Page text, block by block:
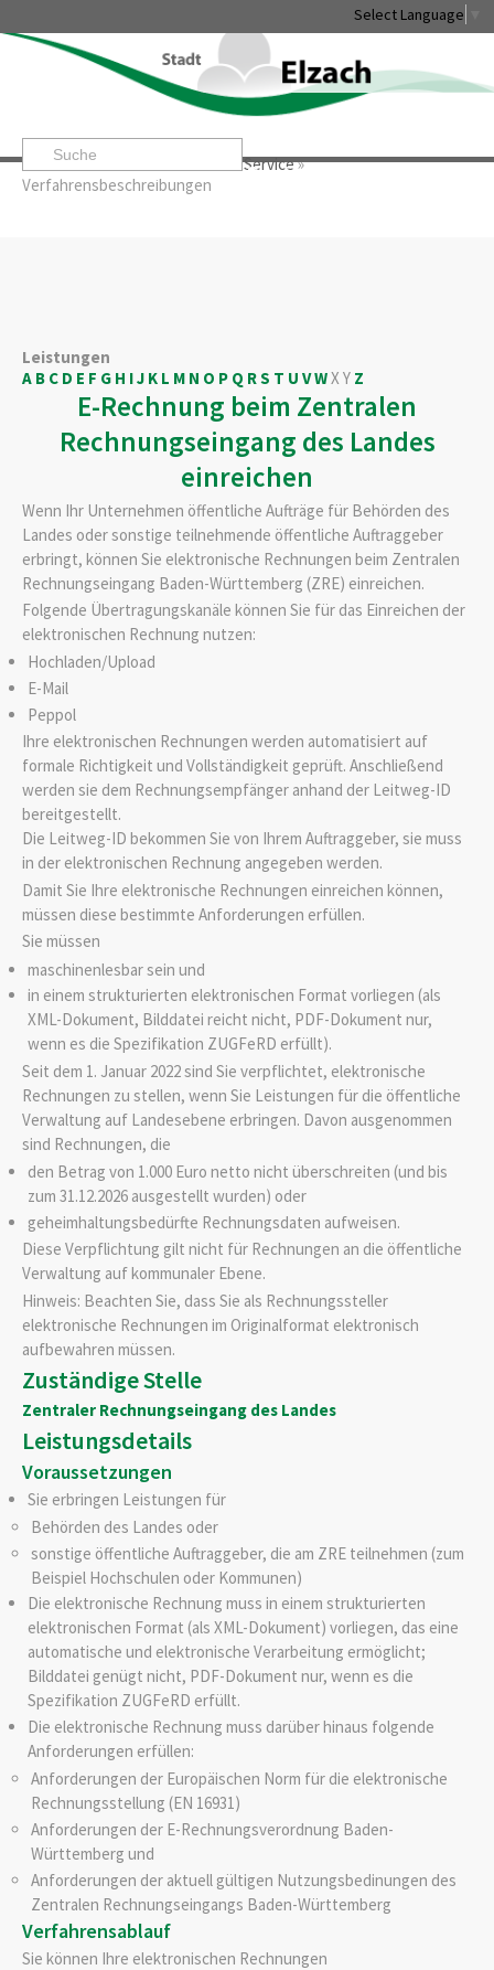
Select Language
Startseite» »Service»
Verfahrensbeschreibungen
Leben & Erleben Rathaus & Service
Leistungen
A B C D E F G H IJ K L M N O P Q RS T U VWXY Z
E-Rechnung beim Zentralen
Rechnungseingang des Landes
einreichen
Wenn Ihr Unternehmen öffentliche Aufträge für Behörden des
Landes oder sonstige teilnehmende öffentliche Auftraggeber
erbringt, können Sie elektronische Rechnungen beim Zentralen
Rechnungseingang Baden-Württemberg (ZRE) einreichen.
Folgende Übertragungskanäle können Sie für das Einreichen der
elektronischen Rechnung nutzen:
Hochladen/Upload
E-Mail
Peppol
Ihre elektronischen Rechnungen werden automatisiert auf
formale Richtigkeit und Vollständigkeit geprüft. Anschließend
werden sie dem Rechnungsempfänger anhand der Leitweg-ID
bereitgestellt.
Die Leitweg-ID bekommen Sie von Ihrem Auftraggeber, sie muss
in der elektronischen Rechnung angegeben werden.
Damit Sie Ihre elektronische Rechnungen einreichen können,
müssen diese bestimmte Anforderungen erfüllen.
Sie müssen
maschinenlesbar sein und
in einem strukturierten elektronischen Format vorliegen (als
XML-Dokument, Bilddatei reicht nicht, PDF-Dokument nur,
wenn es die Spezifikation ZUGFeRD erfüllt).
Seit dem 1. Januar 2022 sind Sie verpflichtet, elektronische
Rechnungen zu stellen, wenn Sie Leistungen für die öffentliche
Verwaltung auf Landesebene erbringen. Davon ausgenommen
sind Rechnungen, die
den Betrag von 1.000 Euro netto nicht überschreiten (und bis
zum 31.12.2026 ausgestellt wurden) oder
geheimhaltungsbedürfte Rechnungsdaten aufweisen.
Diese Verpflichtung gilt nicht für Rechnungen an die öffentliche
Verwaltung auf kommunaler Ebene.
Hinweis: Beachten Sie, dass Sie als Rechnungssteller
elektronische Rechnungen im Originalformat elektronisch
aufbewahren müssen.
Zuständige Stelle
Zentraler Rechnungseingang des Landes
Leistungsdetails
Voraussetzungen
Sie erbringen Leistungen für
Behörden des Landes oder
sonstige öffentliche Auftraggeber, die am ZRE teilnehmen (zum
Beispiel Hochschulen oder Kommunen)
Die elektronische Rechnung muss in einem strukturierten
elektronischen Format (als XML-Dokument) vorliegen, das eine
automatische und elektronische Verarbeitung ermöglicht;
Bilddatei genügt nicht, PDF-Dokument nur, wenn es die
Spezifikation ZUGFeRD erfüllt.
Die elektronische Rechnung muss darüber hinaus folgende
Anforderungen erfüllen:
Anforderungen der Europäischen Norm für die elektronische
Rechnungsstellung (EN 16931)
Anforderungen der E-Rechnungsverordnung Baden-
Württemberg und
Anforderungen der aktuell gültigen Nutzungsbedinungen des
Zentralen Rechnungseingangs Baden-Württemberg
Verfahrensablauf
Sie können Ihre elektronischen Rechnungen